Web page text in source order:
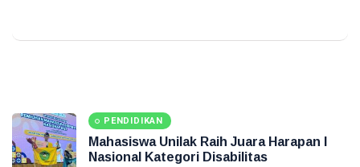
PENDIDIKAN
Mahasiswa Unilak Raih Juara Harapan I
Nasional Kategori Disabilitas